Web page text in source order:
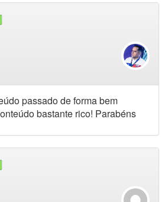
passado de forma bem
bastante rico! Parabéns